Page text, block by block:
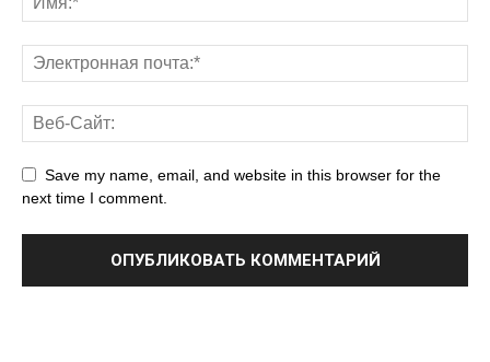
Save my name, email, and website in this browser for the
next time I comment.